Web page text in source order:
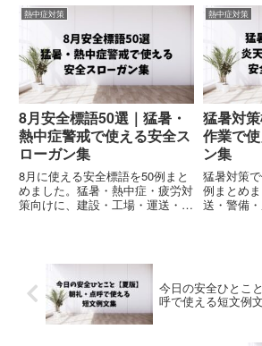
短文例文を厳選紹介。コピペOK
の安全点呼例文集です。
大会向け
を厳選紹
け例文集
熱中症対策
8月安全標語50選｜猛暑・
熱中症警戒で使える安全ス
ローガン集
8月に使える安全標語を50例まと
めました。猛暑・熱中症・疲労対
策向けに、建設・工場・運送・警
です。
熱中症対策
猛暑対
作業で
ン集
猛暑対策
例まとめ
送・警備
今日の安全ひとこ
呼で使える短文例